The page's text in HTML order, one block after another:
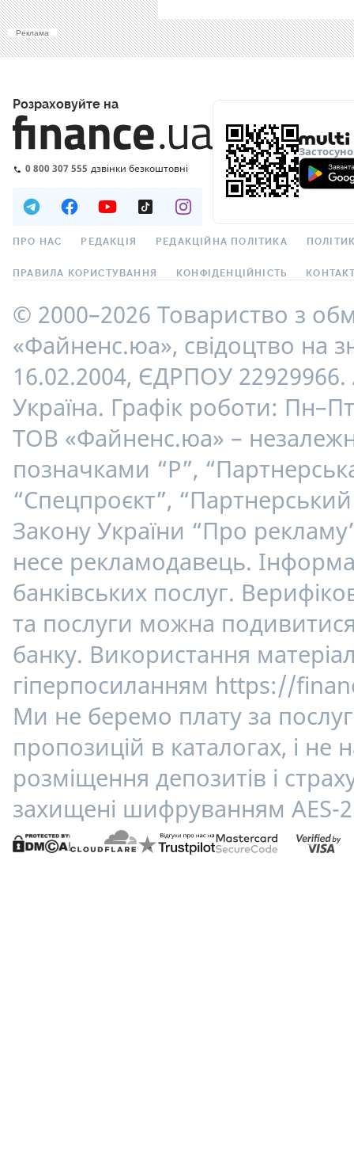
Реклама
Розраховуйте на
0 800 307 555 дзвінки безкоштовні
ПРО НАС РЕДАКЦІЯ РЕДАКЦІЙНА ПОЛІТИКА
ПРАВИЛА КОРИСТУВАННЯ КОНФІДЕНЦІЙНІСТЬ
© 2000–2026 Товариство з
«Файненс.юа», свідоцтво на
16.02.2004, ЄДРПОУ
Україна. Графік роботи:
ТОВ «Файненс.юа» –
позначками “Р”,
“Спецпроєкт”,
Закону України “Про
несе рекламодавець.
банківських послуг.
та послуги можна
банку. Використання
гіперпосиланням https://
Ми не беремо плату за
пропозицій в каталогах, і
розміщення депозитів і
захищені шифруванням AES-